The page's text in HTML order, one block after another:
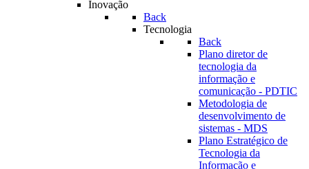
Inovação
Back
Tecnologia
Back
Plano diretor de
tecnologia da
informação e
comunicação - PDTIC
Metodologia de
desenvolvimento de
sistemas - MDS
Plano Estratégico de
Tecnologia da
Informação e